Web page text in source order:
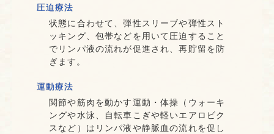
圧迫療法
状態に合わせて、弾性スリーブや弾性スト
ッキング、包帯などを用いて圧迫すること
でリンパ液の流れが促進され、再貯留を防
ぎます。
運動療法
関節や筋肉を動かす運動・体操（ウォーキ
ングや水泳、自転車こぎや軽いエアロビク
スなど）はリンパ液や静脈血の流れを促し